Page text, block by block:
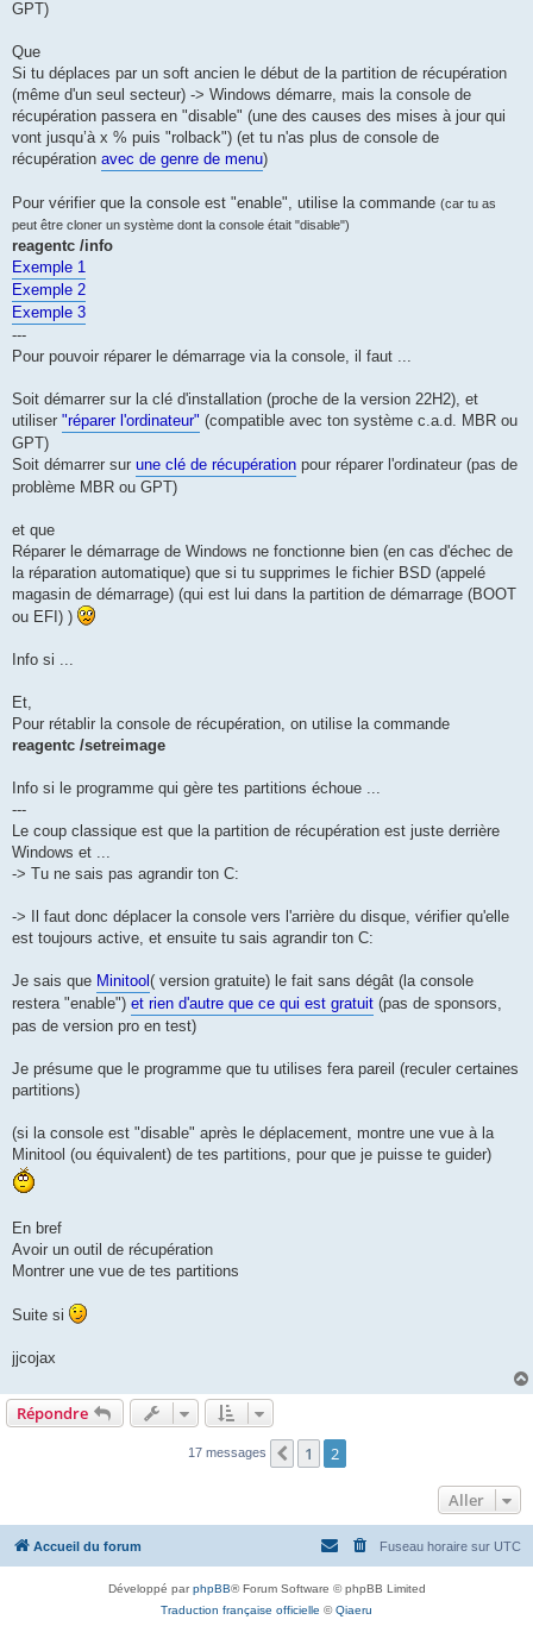
GPT)
Que
Si tu déplaces par un soft ancien le début de la partition de récupération
(même d'un seul secteur) -> Windows démarre, mais la console de
récupération passera en "disable" (une des causes des mises à jour qui
vont jusqu’à x % puis "rolback") (et tu n'as plus de console de
récupération avec de genre de menu)
Pour vérifier que la console est "enable", utilise la commande (car tu as
peut être cloner un système dont la console était "disable")
reagentc /info
Exemple 1
Exemple 2
Exemple 3
---
Pour pouvoir réparer le démarrage via la console, il faut ...
Soit démarrer sur la clé d'installation (proche de la version 22H2), et
utiliser "réparer l'ordinateur" (compatible avec ton système c.a.d. MBR ou
GPT)
Soit démarrer sur une clé de récupération pour réparer l'ordinateur (pas de
problème MBR ou GPT)
et que
Réparer le démarrage de Windows ne fonctionne bien (en cas d'échec de
la réparation automatique) que si tu supprimes le fichier BSD (appelé
magasin de démarrage) (qui est lui dans la partition de démarrage (BOOT
ou EFI) )
Info si ...
Et,
Pour rétablir la console de récupération, on utilise la commande
reagentc /setreimage
Info si le programme qui gère tes partitions échoue ...
---
Le coup classique est que la partition de récupération est juste derrière
Windows et ...
-> Tu ne sais pas agrandir ton C:
-> Il faut donc déplacer la console vers l'arrière du disque, vérifier qu'elle
est toujours active, et ensuite tu sais agrandir ton C:
Je sais que Minitool ( version gratuite) le fait sans dégât (la console
restera "enable") et rien d'autre que ce qui est gratuit (pas de sponsors,
pas de version pro en test)
Je présume que le programme que tu utilises fera pareil (reculer certaines
partitions)
(si la console est "disable" après le déplacement, montre une vue à la
Minitool (ou équivalent) de tes partitions, pour que je puisse te guider)
En bref
Avoir un outil de récupération
Montrer une vue de tes partitions
Suite si
jjcojax
Répondre
17 messages Précédent
1 2
Aller
Accueil du forum Fuseau horaire sur UTC
Développé parphpBB® Forum Software © phpBB Limited
Traduction française officielle ©Qiaeru